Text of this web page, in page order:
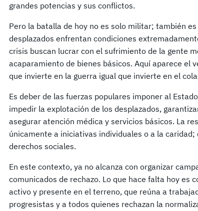
grandes potencias y sus conflictos.
Pero la batalla de hoy no es solo militar; también
desplazados enfrentan condiciones
crisis buscan lucrar con el sufrimiento de la gente
acaparamiento de bienes básicos. Aquí aparece
que invierte en la guerra igual que invierte en el
Es deber de las fuerzas populares imponer al
impedir la explotación de los desplazados,
asegurar atención médica y servicios básicos. La
únicamente a iniciativas individuales o a la
derechos sociales.
En este contexto, ya no alcanza con organizar
comunicados de rechazo. Lo que hace falta hoy es
activo y presente en el terreno, que reúna a
progresistas y a todos quienes rechazan la